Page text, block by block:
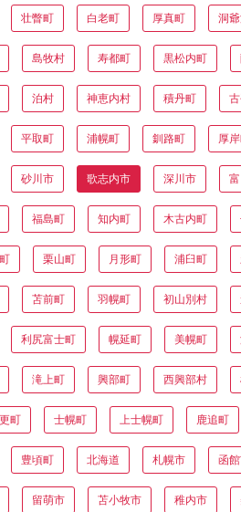
壮瞥町 白老町 厚真町 洞
島牧村 寿都町 黒松内町
泊村 神恵内村 積丹町
平取町 浦幌町 釧路町 厚
砂川市 歌志内市 深川市
福島町 知内町 木古内町
栗山町 月形町 浦臼町
苫前町 羽幌町 初山別村
利尻富士町 幌延町 美幌町
滝上町 興部町 西興部村
町 士幌町 上士幌町 鹿追町
豊頃町 北海道 札幌市 函
留萌市 苫小牧市 稚内市